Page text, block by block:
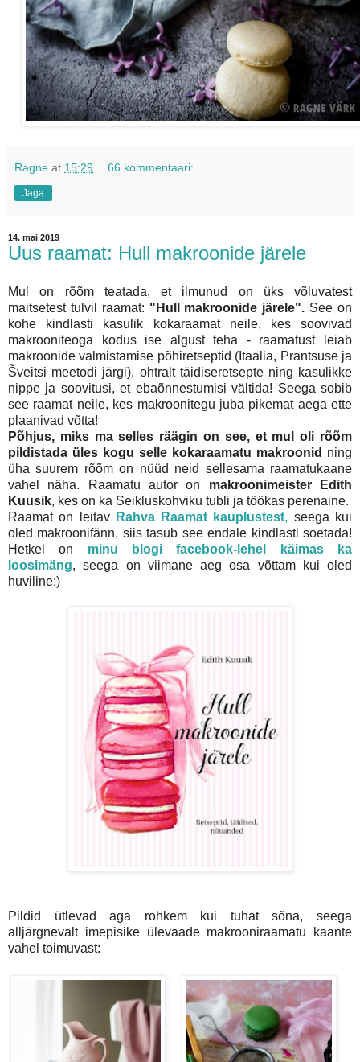
Ragne at 15:29 66 kommentaari:
Jaga
14. mai 2019
Uus raamat: Hull makroonide järele
Mul on rõõm teatada, et ilmunud on üks võluvatest
maitsetest tulvil raamat: "Hull makroonide järele". See on
kohe kindlasti kasulik kokaraamat neile, kes soovivad
makrooniteoga kodus ise algust teha - raamatust leiab
makroonide valmistamise põhiretseptid (Itaalia, Prantsuse ja
Šveitsi meetodi järgi), ohtralt täidiseretsepte ning kasulikke
nippe ja soovitusi, et ebaõnnestumisi vältida! Seega sobib
see raamat neile, kes makroonitegu juba pikemat aega ette
plaanivad võtta!
Põhjus, miks ma selles räägin on see, et mul oli rõõm
pildistada üles kogu selle kokaraamatu makroonid ning
üha suurem rõõm on nüüd neid sellesama raamatukaane
vahel näha. Raamatu autor on makroonimeister Edith
Kuusik, kes on ka Seikluskohviku tubli ja töökas perenaine.
Raamat on leitav Rahva Raamat kauplustest, seega kui
oled makroonifänn, siis tasub see endale kindlasti soetada!
Hetkel on minu blogi facebook-lehel käimas ka
loosimäng, seega on viimane aeg osa võttam kui oled
huviline;)
Pildid ütlevad aga rohkem kui tuhat sõna, seega
alljärgnevalt imepisike ülevaade makrooniraamatu kaante
vahel toimuvast: